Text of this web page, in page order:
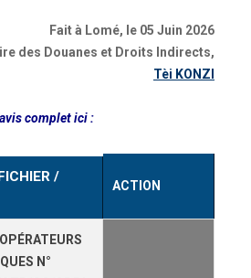
Fait à Lomé, le 05 Juin 2026
des Douanes et Droits Indirects,
Tèi KONZI
complet ici :
/
ACTION
N°